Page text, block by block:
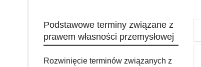
Podstawowe terminy związane z
prawem własności przemysłowej
Rozwinięcie terminów związanych z